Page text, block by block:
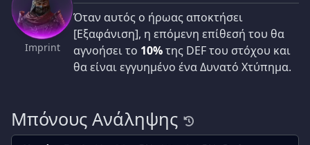
Imprint
Όταν αυτός ο ήρωας αποκτήσει
[Εξαφάνιση], η επόμενη επίθεσή του θα
αγνοήσει το 10%της DEF του στόχου και
θα είναι εγγυημένο ένα Δυνατό Χτύπημα.
Μπόνους Ανάληψης